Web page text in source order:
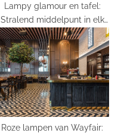
Lampy glamour en tafel:
Stralend middelpunt in elk
interieur
Roze lampen van Wayfair: